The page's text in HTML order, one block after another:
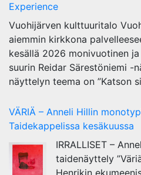
Experience
Vuohijärven kulttuuritalo
aiemmin kirkkona
kesällä 2026 monivuotinen
suurin Reidar Särestöniemi -
näyttelyn teema on ”Katson
VÄRIÄ – Anneli Hillin
Taidekappelissa kesäkuussa
IRRALLISET –
taidenäyttely